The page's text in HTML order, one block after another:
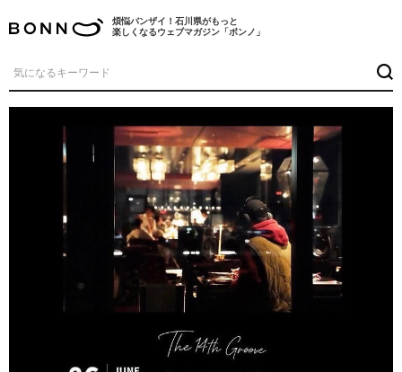
煩悩バンザイ！石川県がもっと
楽しくなるウェブマガジン「ボンノ」